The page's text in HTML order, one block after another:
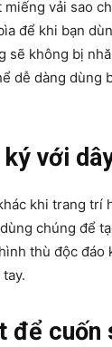
miếng vải sao
để khi bạn
sẽ không bị
dễ dàng dùng
với
khi trang trí
chúng để
thù độc đáo
để cuốn